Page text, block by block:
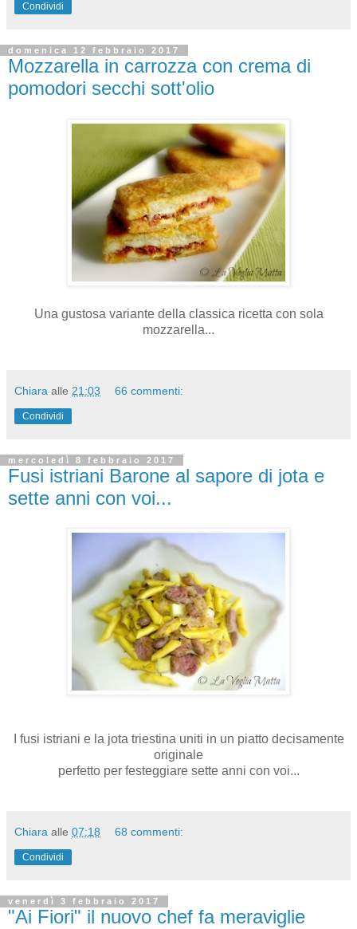
Condividi
domenica 12 febbraio 2017
Mozzarella in carrozza con crema di
pomodori secchi sott'olio
Una gustosa variante della classica ricetta con sola
mozzarella...
Chiara alle 21:03 66 commenti:
Condividi
mercoledì 8 febbraio 2017
Fusi istriani Barone al sapore di jota e
sette anni con voi...
I fusi istriani e la jota triestina uniti in un piatto decisamente
originale
perfetto per festeggiare sette anni con voi...
Chiara alle 07:18 68 commenti:
Condividi
venerdì 3 febbraio 2017
"Ai Fiori" il nuovo chef fa meraviglie